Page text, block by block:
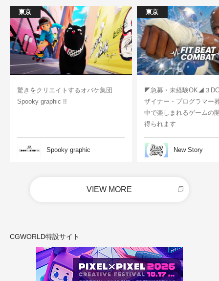
東京
驚きをクリエイトするオバケ集団
Spooky graphic !!
Spooky graphic
東京
◤急募・未経験OK◢３
ザイナー・プログラマー
中で楽しまれるゲームの
得られます
New Story
VIEW MORE
CGWORLD特設サイト